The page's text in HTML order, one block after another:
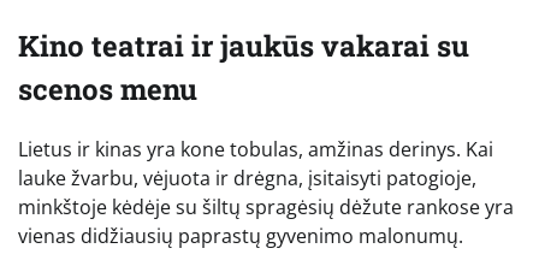
Kino teatrai ir jaukūs vakarai su
scenos menu
Lietus ir kinas yra kone tobulas, amžinas derinys. Kai
lauke žvarbu, vėjuota ir drėgna, įsitaisyti patogioje,
minkštoje kėdėje su šiltų spragėsių dėžute rankose yra
vienas didžiausių paprastų gyvenimo malonumų.